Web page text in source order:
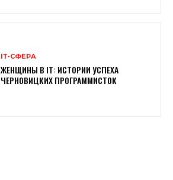
ІТ-СФЕРА
ЖЕНЩИНЫ В ІТ: ИСТОРИИ УСПЕХА
ЧЕРНОВИЦКИХ ПРОГРАММИСТОК